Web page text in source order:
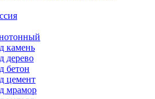
камень
дерево
бетон
цемент
мрамор